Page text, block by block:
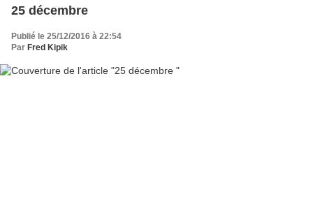
25 décembre
Publié le 25/12/2016 à 22:54
Par Fred Kipik